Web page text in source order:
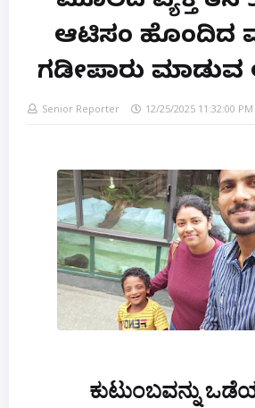
ಆಟಿಸಂ ಹೊಂದಿದ
ಗಡೀಪಾರು ಮಾಡುವ
Senior Reporter 12/25/2025 11:32:00 PM
ಕುಟುಂಬವನ್ನು